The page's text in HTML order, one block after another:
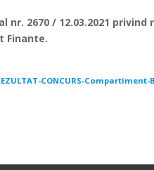
nr. 2670 / 12.03.2021
Finante.
REZULTAT-CONCURS-